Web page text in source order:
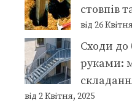
стовпів
від 26
Сходи до
руками:
від 2 Квітня, 2025